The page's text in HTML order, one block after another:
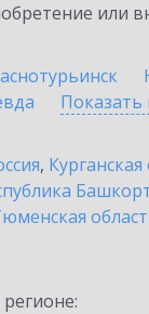
или
Показать
, Курганская